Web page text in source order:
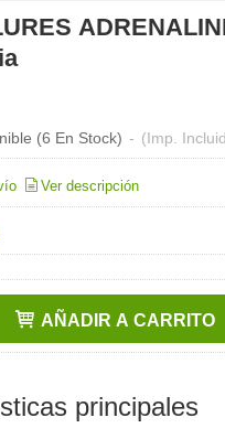
(6 En Stock) - (Imp.
Ver descripción
AÑADIR A CARRITO
principales